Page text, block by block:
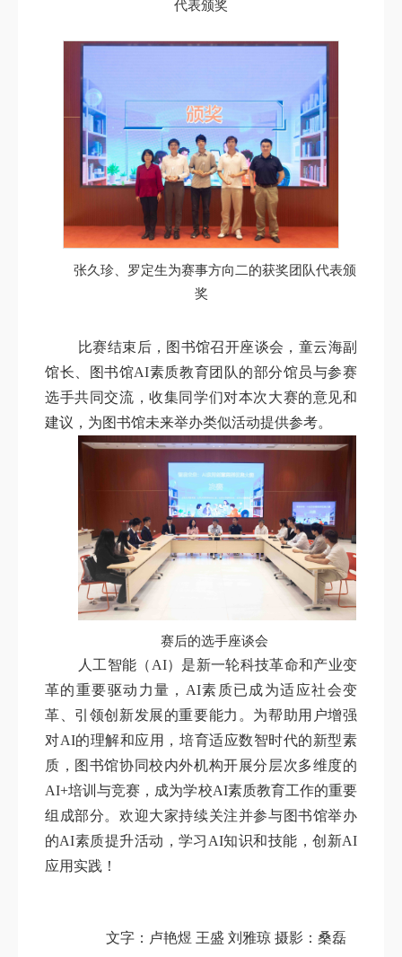
代表颁奖
张久珍、罗定生为赛事方向二的获奖团队代表颁
奖
比赛结束后，图书馆召开座谈会，童云海副
馆长、图书馆AI素质教育团队的部分馆员与参赛
选手共同交流，收集同学们对本次大赛的意见和
建议，为图书馆未来举办类似活动提供参考。
赛后的选手座谈会
人工智能（AI）是新一轮科技革命和产业变
革的重要驱动力量，AI素质已成为适应社会变
革、引领创新发展的重要能力。为帮助用户增强
对AI的理解和应用，培育适应数智时代的新型素
质，图书馆协同校内外机构开展分层次多维度的
AI+培训与竞赛，成为学校AI素质教育工作的重要
组成部分。欢迎大家持续关注并参与图书馆举办
的AI素质提升活动，学习AI知识和技能，创新AI
应用实践！
文字：卢艳煜 王盛 刘雅琼 摄影：桑磊